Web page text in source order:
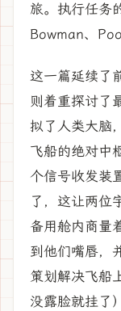
旅。执行任务
Bowman、
这一篇延续了
则着重探讨了
拟了人类大脑
飞船的绝对中
个信号收发装
了，这让两位
备用舱内商量
到他们嘴唇，
策划解决飞船
没露脸就挂了